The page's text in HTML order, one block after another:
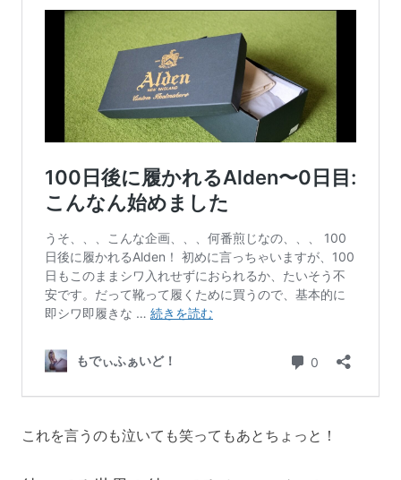
これを言うのも泣いても笑ってもあとちょっと！